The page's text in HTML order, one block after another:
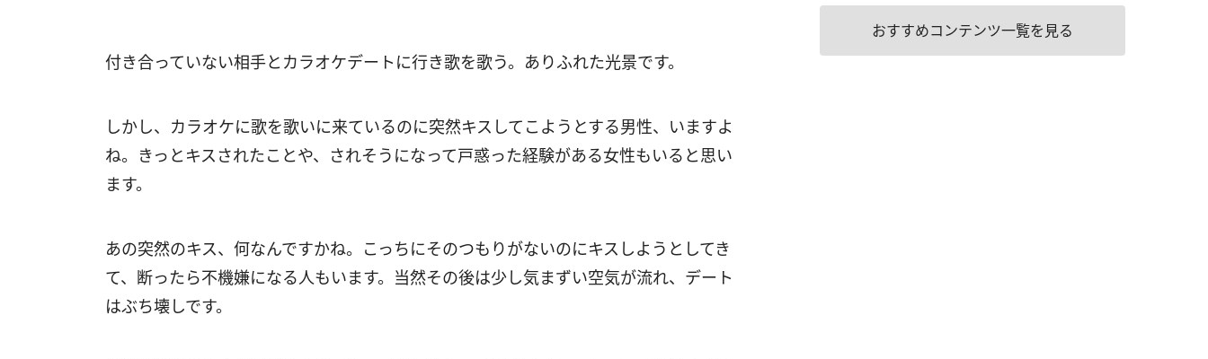
付き合っていない相手とカラオケデートに行き歌を歌う。ありふれた光景です。
しかし、カラオケに歌を歌いに来ているのに突然キスしてこようとする男性、いますよ
ね。きっとキスされたことや、されそうになって戸惑った経験がある女性もいると思い
ます。
あの突然のキス、何なんですかね。こっちにそのつもりがないのにキスしようとしてき
て、断ったら不機嫌になる人もいます。当然その後は少し気まずい空気が流れ、デート
はぶち壊しです。
おすすめコンテンツ一覧を見る